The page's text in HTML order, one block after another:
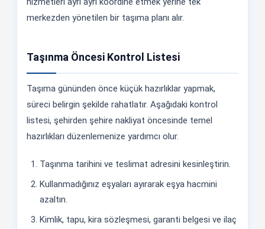
merkezden yönetilen bir taşıma planı alır.
Taşınma Öncesi Kontrol Listesi
Taşıma gününden önce küçük hazırlıklar yapmak,
süreci belirgin şekilde rahatlatır. Aşağıdaki kontrol
listesi, şehirden şehire nakliyat öncesinde temel
hazırlıkları düzenlemenize yardımcı olur.
Taşınma tarihini ve teslimat adresini kesinleştirin.
Kullanmadığınız eşyaları ayırarak eşya hacmini
azaltın.
Kimlik, tapu, kira sözleşmesi, garanti belgesi ve ilaç